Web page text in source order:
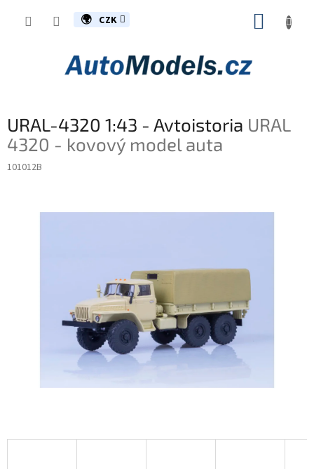
CZK
URAL-4320 1:43 - Avtoistoria URAL
4320 - kovový model auta
101012B